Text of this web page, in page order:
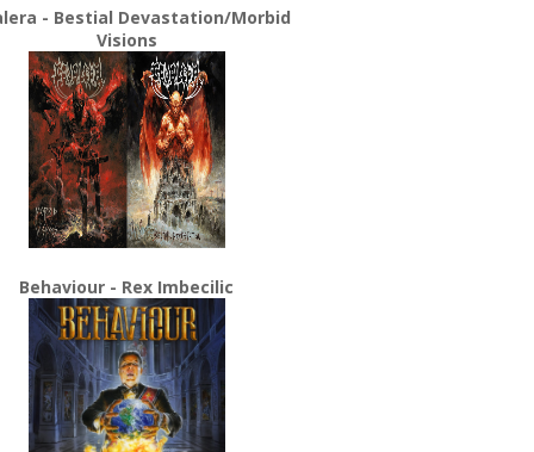
- Bestial Devastation/Morbid
Visions
Behaviour - Rex Imbecilic